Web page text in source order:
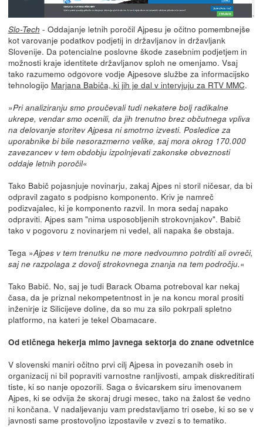
Slo-Tech - Oddajanje letnih poročil Ajpesu je očitno pomembnejše
kot varovanje podatkov podjetij in državljanov in državljank
Slovenije. Da potencialne poslovne škode zasebnim podjetjem in
možnosti kraje identitete državljanov sploh ne omenjamo. Vsaj
tako razumemo odgovore vodje Ajpesove službe za informacijsko
tehnologijo Marjana Babiča, ki jih je dal v intervjuju za RTV MMC.
»Pri analiziranju smo proučevali tudi nekatere bolj radikalne
ukrepe, vendar smo ocenili, da jih trenutno brez občutnega vpliva
na delovanje storitev Ajpesa ni smotrno izvesti. Posledice za
uporabnike bi bile nesorazmerno velike, saj mora okrog 170.000
zavezancev v tem obdobju izpolnjevati zakonske obveznosti
oddaje letnih poročil«
Tako Babič pojasnjuje novinarju, zakaj Ajpes ni storil ničesar, da bi
odpravil zagato s podpisno komponento. Kriv je namreč
podizvajalec, ki je komponento razvil. In mora sedaj napako
odpraviti. Ajpes sam "nima usposobljenih strokovnjakov". Babič
tako v pogovoru z novinarjem ni vedel, ali napaka še obstaja.
Tega »Ajpes v tem trenutku ne more nedvoumno potrditi ali ovreči,
saj ne razpolaga z dovolj strokovnega znanja na tem področju.«
Tako Babič. No, saj je tudi Barack Obama potreboval kar nekaj
časa, da je priznal nekompetentnost in je na koncu moral prositi
inženirje iz Silicijeve doline, da so mu za silo pokrpali spletno
platformo, na kateri je tekel Obamacare.
Od etičnega hekerja mimo javnega sektorja do znane odvetnice
V slovenski maniri očitno prvi cilj Ajpesa in povezanih oseb in
organizacij ni bil popraviti varnostne ranljivosti, ampak diskreditirati
tiste, ki so nanje opozorili. Saga o švicarskem siru imenovanem
Ajpes, ki se odvija že skoraj drugi mesec, tako na žalost še vedno
ni končana. V nadaljevanju vam predstavljamo tri osebe, ki so se v
javnosti same prostovoljno izpostavile v zvezi s to tematiko.